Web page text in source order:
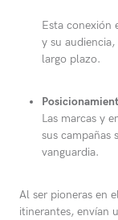
Esta conexión
y su
largo plazo.
Las marcas y
sus campañas
vanguardia.
Al ser pioneras en
itinerantes, envían